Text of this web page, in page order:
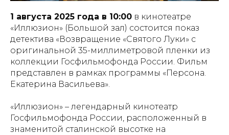
1 августа 2025 года в 10:00 в кинотеатре
«Иллюзион» (Большой зал) состоится показ
детектива «Возвращение «Святого Луки» с
оригинальной 35-миллиметровой пленки из
коллекции Госфильмофонда России. Фильм
представлен в рамках программы «Персона.
Екатерина Васильева».
«Иллюзион» – легендарный кинотеатр
Госфильмофонда России, расположенный в
знаменитой сталинской высотке на